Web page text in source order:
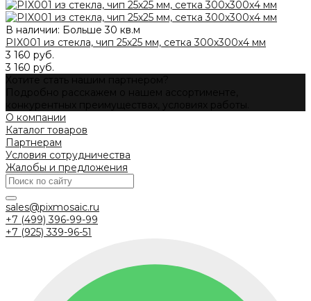
В наличии: Больше 30 кв.м
PIX001 из стекла, чип 25х25 мм, сетка 300х300х4 мм
3 160 руб.
3 160 руб.
О компании
Каталог товаров
Партнерам
Условия сотрудничества
Жалобы и предложения
sales@pixmosaic.ru
+7 (499) 396-99-99
+7 (925) 339-96-51